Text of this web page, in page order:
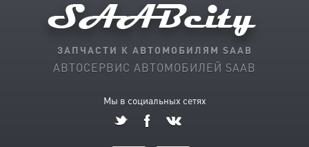
ЗАПЧАСТИ К АВТОМОБИЛЯМ SAAB
АВТОСЕРВИС АВТОМОБИЛЕЙ SAAB
Мы в социальных сетях